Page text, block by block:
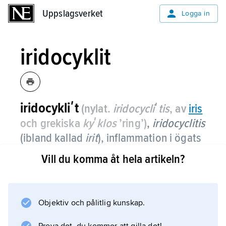
Uppslagsverket Logga in
iridocyklit
iridocykliʹt (nylat. iridocycliʹtis, av iris
och grekiska kyʹklos’ring’), iridocyclitis
(ibland kallad irit), inflammation i ögats
regnbågshinna (
) och strålkroppen
corpus ciliare).
nedsatt syn, värk i ögat och ökad
Vill du komma åt hela artikeln?
Objektiv och pålitlig kunskap.